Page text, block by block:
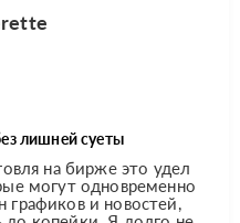
лишней суеты
на бирже это удел
могут одновременно
графиков и новостей,